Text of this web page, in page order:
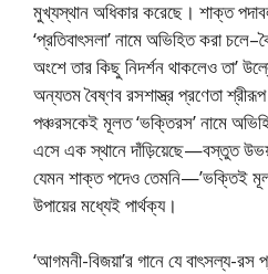
মুখ্যস্থান অধিকার করেছে। শাক্ত
‘প্রতিবাৎসলা’ নামে অভিহিত করা
অংশে তার কিছু নিদর্শন থাকলেও তা’
অন্যতম বৈষ্ণব রসশাস্ত্র প্রণেতা
পঞ্চরসকেই মূলত ‘ভক্তিরস’ নামে
এসে এক স্থানে দাঁড়িয়েছে—বস্তুত উভয়
যেমন শাক্ত পদেও তেমনি—’ভক্তিই
উপায়ের মধ্যেই পার্থক্য।
‘আগমনী-বিজয়া’র গানে যে বাৎসল্য-রস